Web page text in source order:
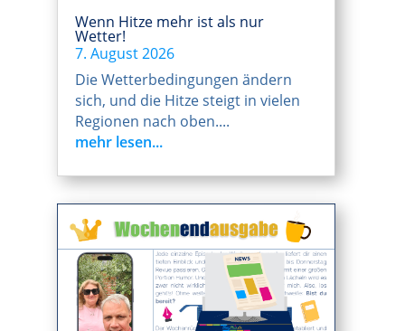
Wenn Hitze mehr ist als nur
Wetter!
7. August 2026
Die Wetterbedingungen ändern
sich, und die Hitze steigt in vielen
Regionen nach oben....
mehr lesen...